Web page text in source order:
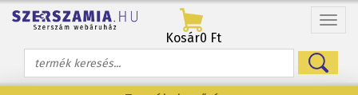
Menü
Kosár0 Ft